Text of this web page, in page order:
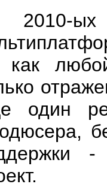
2010-
как
один
-